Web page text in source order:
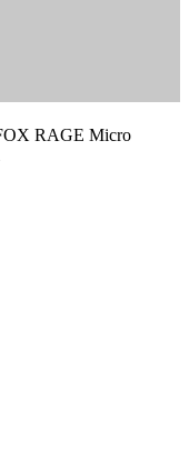
RAGE Micro